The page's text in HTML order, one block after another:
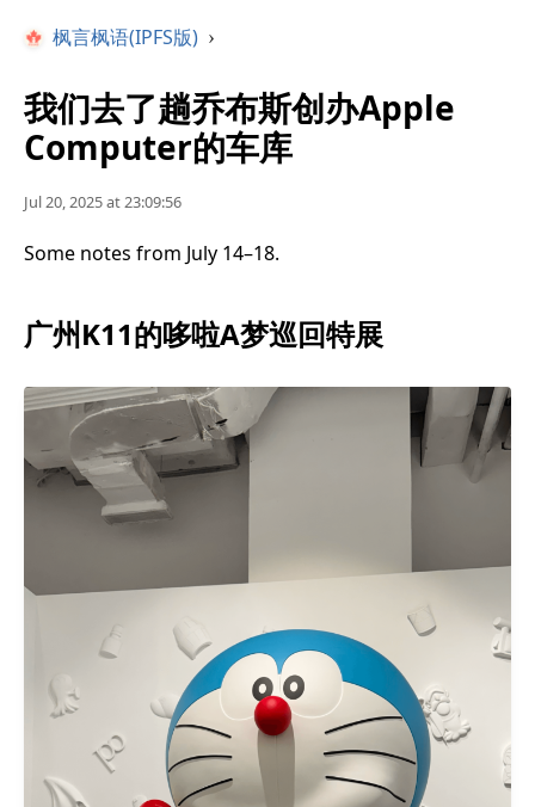
枫言枫语(IPFS版) ›
我们去了趟乔布斯创办Apple
Computer的车库
Jul 20, 2025 at 23:09:56
Some notes from July 14–18.
广州K11的哆啦A梦巡回特展